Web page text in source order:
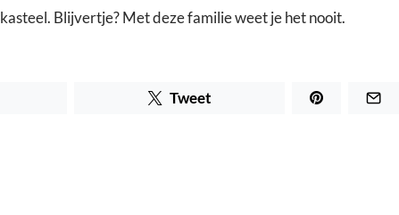
Blijvertje? Met deze familie weet je het nooit.
Tweet